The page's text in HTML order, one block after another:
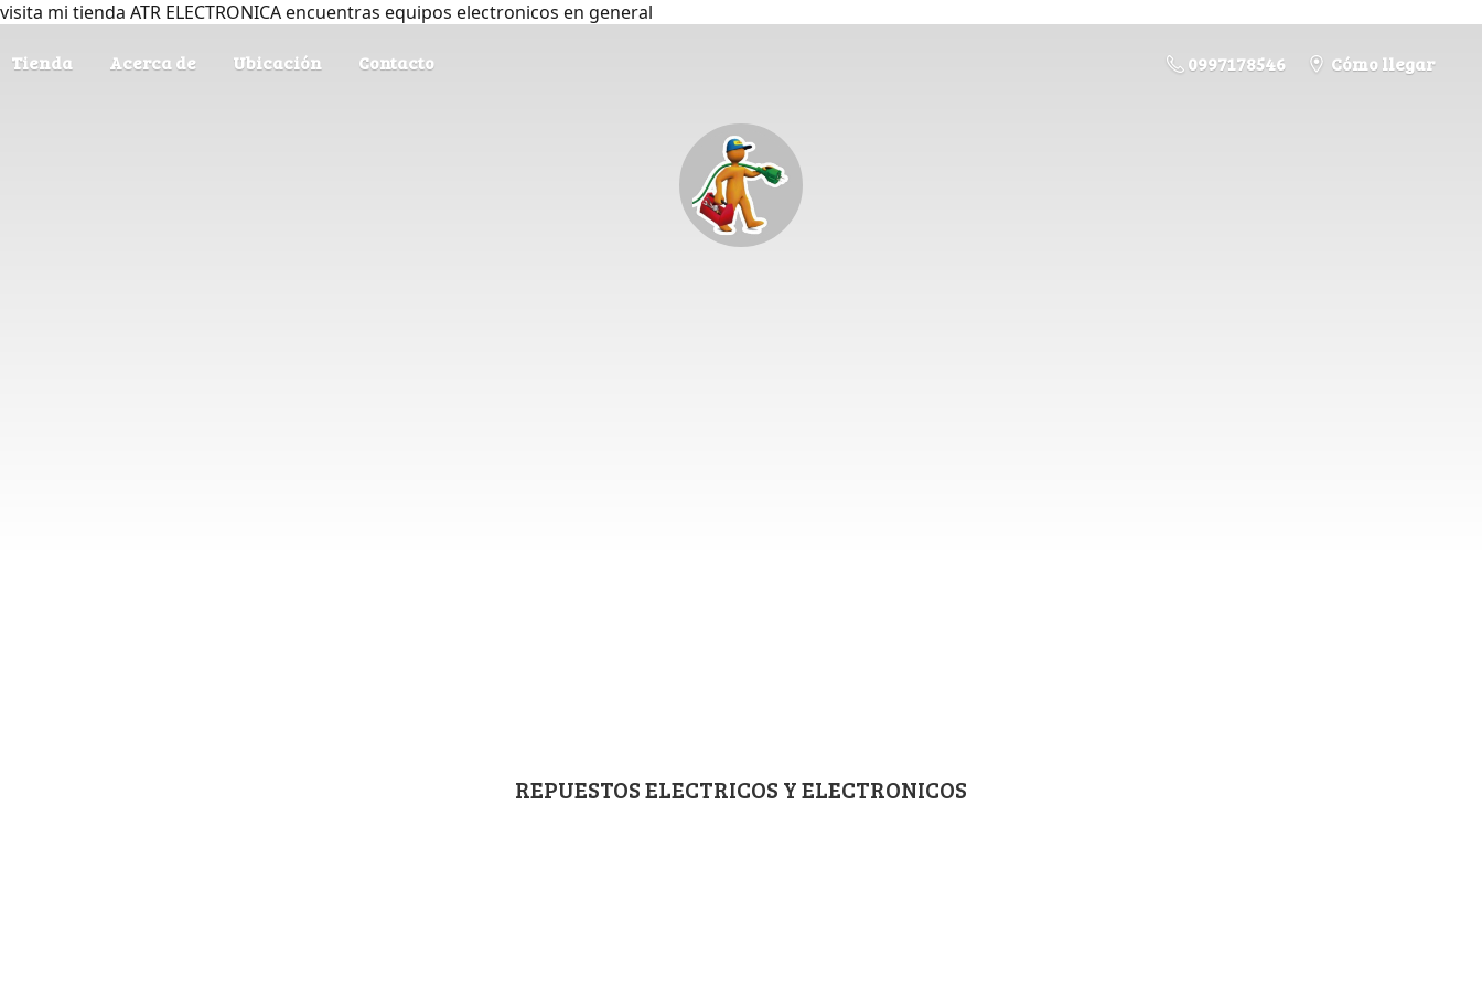
visita mi tienda ATR ELECTRONICA encuentras equipos electronicos en general
Tienda Acerca de Ubicación Contacto 0997178546 Cómo llegar
REPUESTOS ELECTRICOS Y ELECTRONICOS